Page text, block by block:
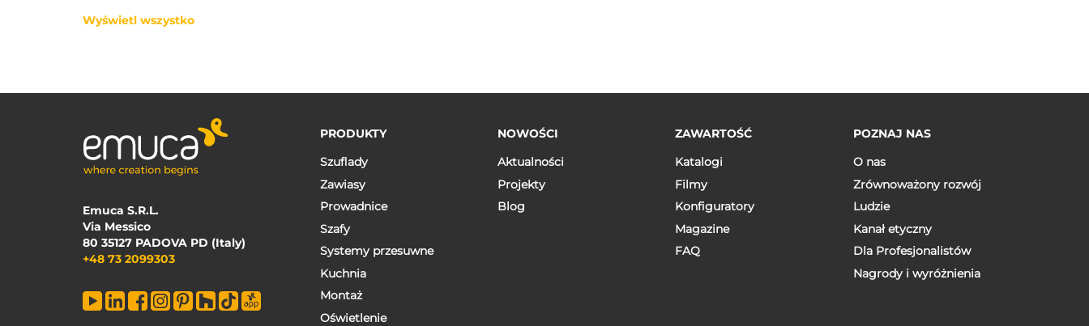
Wyświetl wszystko
Emuca S.R.L.
Via Messico
80 35127 PADOVA PD (Italy)
+48 73 2099303
PRODUKTY
Szuflady
Zawiasy
Prowadnice
Szafy
Systemy przesuwne
Kuchnia
Montaż
Oświetlenie
NOWOŚCI
Aktualności
Projekty
Blog
ZAWARTOŚĆ
Katalogi
Filmy
Konfiguratory
Magazine
FAQ
POZNAJ NAS
O nas
Zrównoważony rozwój
Ludzie
Kanał etyczny
Dla Profesjonalistów
Nagrody i wyróżnienia